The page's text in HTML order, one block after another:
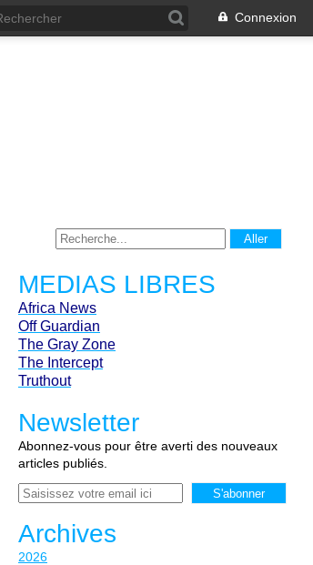
Connexion
MEDIAS LIBRES
Africa News
Off Guardian
The Gray Zone
The Intercept
Truthout
Newsletter
Abonnez-vous pour être averti des nouveaux
articles publiés.
Email
Archives
2026